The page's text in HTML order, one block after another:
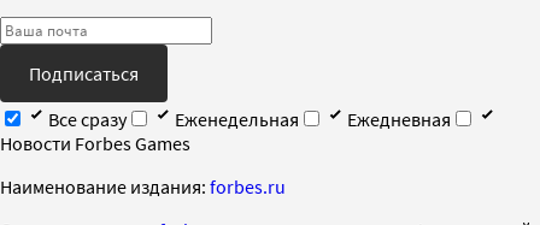
Подписаться
Все сразу
Еженедельная
Ежедневная
Новости Forbes Games
Наименование издания: forbes.ru